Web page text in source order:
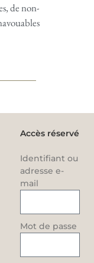
de non-
Accès réservé
Identifiant ou
adresse e-
mail
Mot de passe